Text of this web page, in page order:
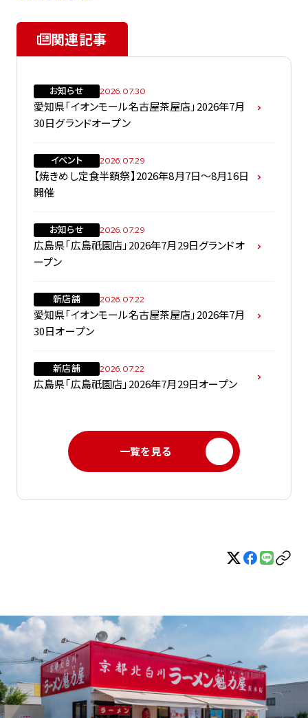
関連記事
お知らせ 2026.07.30
愛知県「イオンモール名古屋茶屋店」2026年7月
30日グランドオープン
イベント 2026.07.29
【焼きめし定食半額祭】2026年8月7日～8月16日
開催
お知らせ 2026.07.29
広島県「広島祇園店」2026年7月29日グランドオ
ープン
新店舗 2026.07.22
愛知県「イオンモール名古屋茶屋店」2026年7月
30日オープン
新店舗 2026.07.22
広島県「広島祇園店」2026年7月29日オープン
一覧を見る